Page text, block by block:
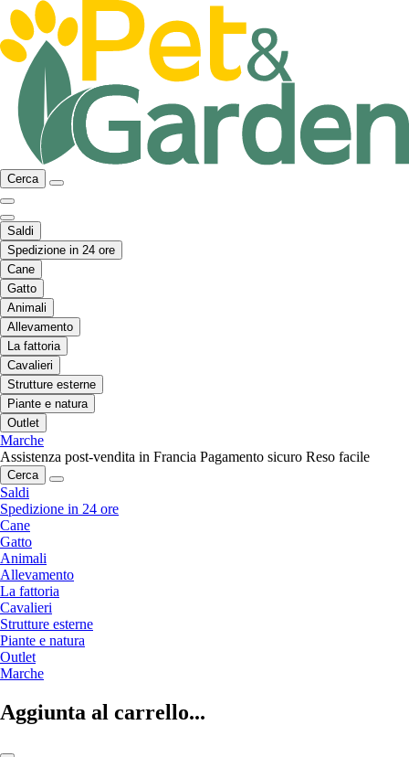
Cerca
Saldi
Spedizione in 24 ore
Cane
Gatto
Animali
Allevamento
La fattoria
Cavalieri
Strutture esterne
Piante e natura
Outlet
Marche
Assistenza post-vendita in Francia Pagamento sicuro Reso facile
Cerca
Saldi
Spedizione in 24 ore
Cane
Gatto
Animali
Allevamento
La fattoria
Cavalieri
Strutture esterne
Piante e natura
Outlet
Marche
Aggiunta al carrello...